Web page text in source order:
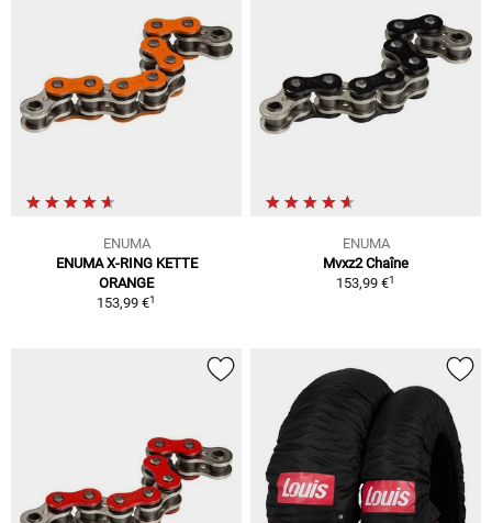
ENUMA
ENUMA X-RING KETTE
ORANGE
153,99 €1
ENUMA
Mvxz2 Chaîne
153,99 €1